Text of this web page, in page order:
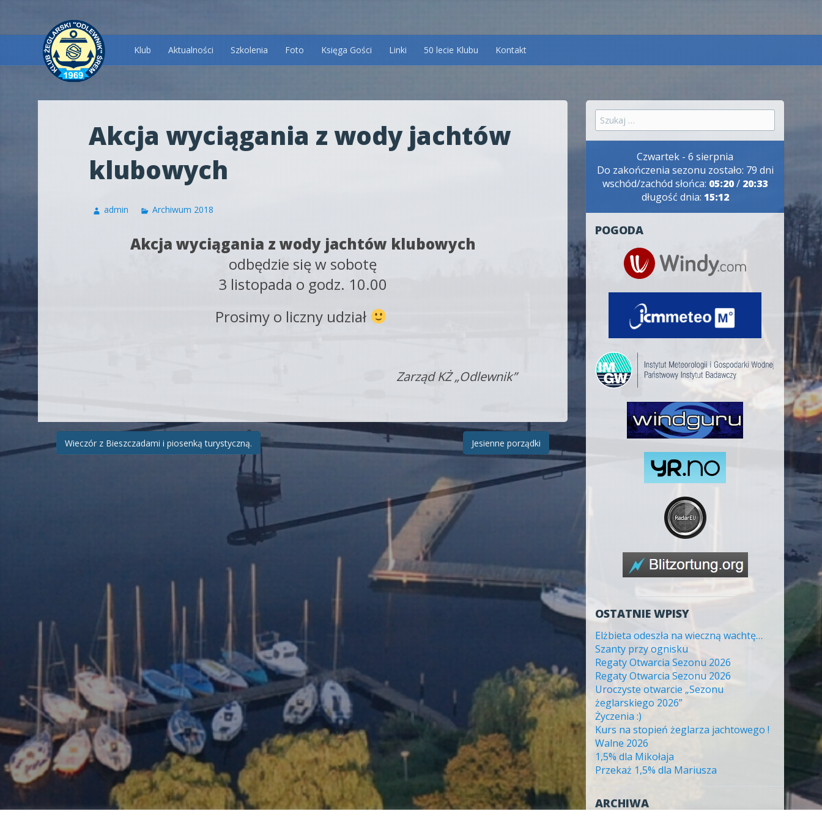
Przeskocz
do
treści
Klub Aktualności Szkolenia Foto Księga Gości Linki 50 lecie Klubu Kontakt
Akcja wyciągania z wody jachtów
klubowych
admin Archiwum 2018
Akcja wyciągania z wody jachtów klubowych
odbędzie się w sobotę
3 listopada o godz. 10.00
Prosimy o liczny udział
Zarząd KŻ „Odlewnik”
Zobacz
wpisy
Wieczór z Bieszczadami i piosenką turystyczną. Jesienne porządki
Szukaj:
Czwartek - 6 sierpnia
Do zakończenia sezonu zostało: 79 dni
wschód/zachód słońca: 05:20/ 20:33
długość dnia: 15:12
POGODA
OSTATNIE WPISY
Elżbieta odeszła na wieczną wachtę…
Szanty przy ognisku
Regaty Otwarcia Sezonu 2026
Regaty Otwarcia Sezonu 2026
Uroczyste otwarcie „Sezonu
żeglarskiego 2026”
Życzenia :)
Kurs na stopień żeglarza jachtowego !
Walne 2026
1,5% dla Mikołaja
Przekaż 1,5% dla Mariusza
ARCHIWA